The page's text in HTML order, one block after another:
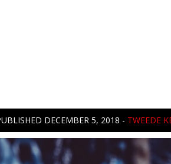
DECEMBER 5, 2018 - TWEEDE